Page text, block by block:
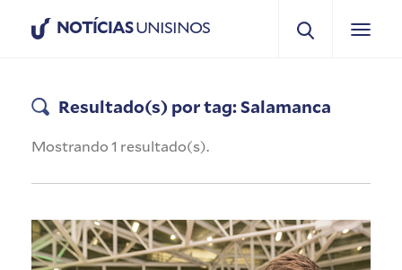
NOTÍCIASUNISINOS
Resultado(s) por tag: Salamanca
Mostrando 1 resultado(s).